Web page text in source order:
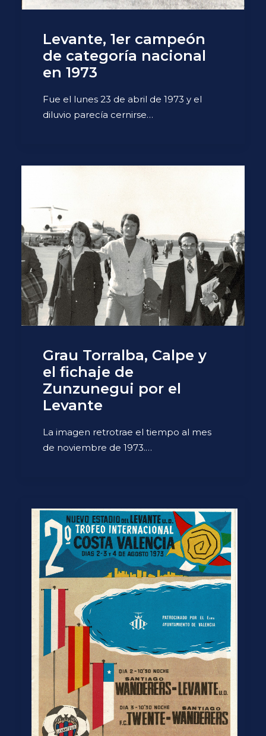
Levante, 1er campeón
de categoría nacional
en 1973
Fue el lunes 23 de abril de 1973 y el
diluvio parecía cernirse…
Grau Torralba, Calpe y
el fichaje de
Zunzunegui por el
Levante
La imagen retrotrae el tiempo al mes
de noviembre de 1973.…